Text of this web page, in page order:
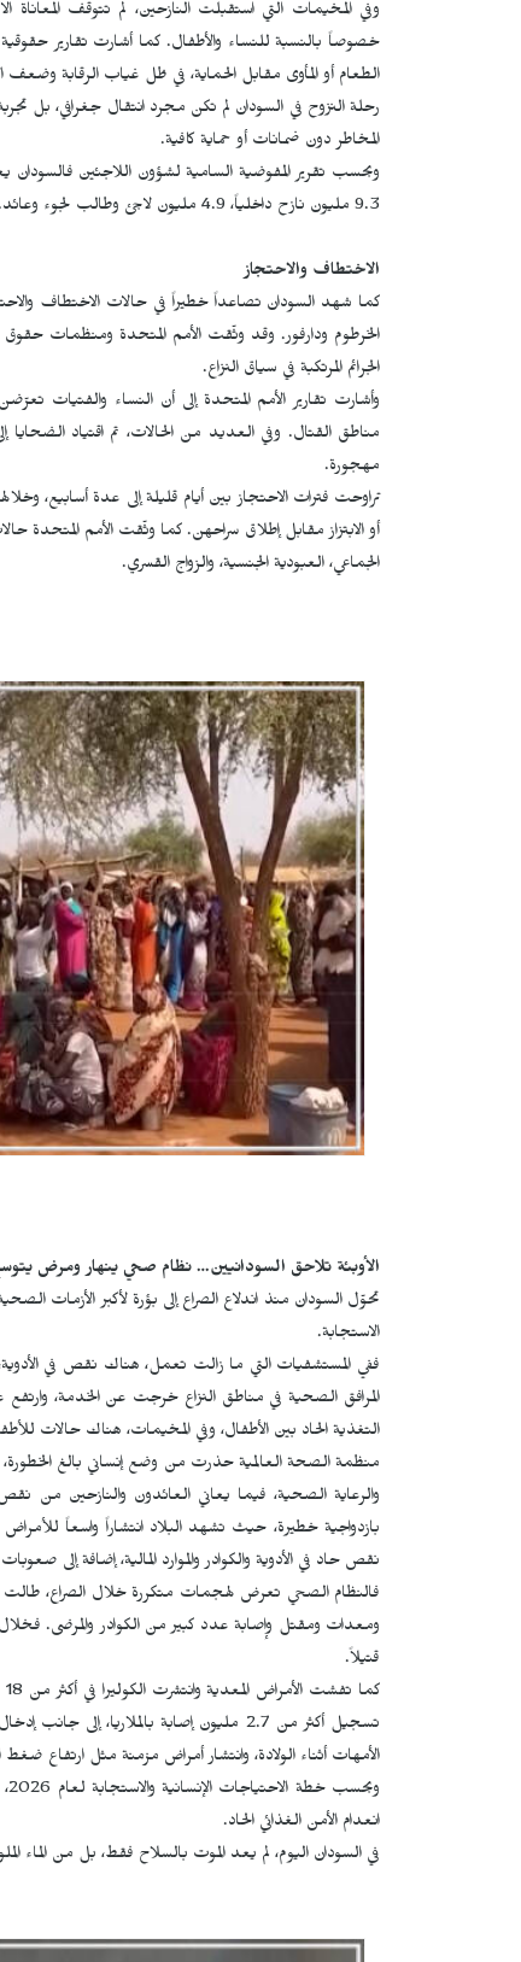
وفي المخيمات التي استقبلت النازحين، لم تتوقف
خصوصاً بالنسبة للنساء والأطفال. كما أشارت تقارير
الطعام أو المأوى مقابل الحماية، في ظل غياب الرقابة وضعف
رحلة النزوح في السودان لم تكن مجرد انتقال جغرافي، بل
المخاطر دون ضمانات أو حماية كافية.
9.3 مليون نازح داخلياً، 4.9 مليون لاجئ وطالب لجوء وعائد.
الاختطاف والاحتجاز
كما شهد السودان تصاعداً خطيراً في حالات الاختطاف
الخرطوم ودارفور. وقد وثّقت الأمم المتحدة ومنظمات
الجرائم المرتكبة في سياق النزاع.
وأشارت تقارير الأمم المتحدة إلى أن النساء والفتيات
مناطق القتال. وفي العديد من الحالات، تم اقتياد
مهجورة.
تراوحت فترات الاحتجاز بين أيام قليلة إلى عدة أسابيع،
أو الابتزاز مقابل إطلاق سراحهن. كما وثّقت الأمم المتحدة
الجماعي، العبودية الجنسية، والزواج القسري.
الأوبئة تلاحق السودانيين… نظام صحي ينهار ومرض
تحوّل السودان منذ اندلاع الصراع إلى بؤرة لأكبر الأزمات
الاستجابة.
المرافق الصحية في مناطق النزاع خرجت عن الخدمة، وارتفع
التغذية الحاد بين الأطفال، وفي المخيمات، هناك حالات
والرعاية الصحية، فيما يعاني العائدون والنازحين
بازدواجية خطيرة، حيث تشهد البلاد انتشاراً واسعاً
نقص حاد في الأدوية والكوادر والموارد المالية، إضافة إلى
فالنظام الصحي تعرض لهجمات متكررة خلال الصراع، طالت
قتيلاً.
الأمهات أثناء الولادة، وانتشار أمراض مزمنة مثل ارتفاع ضغط
انعدام الأمن الغذائي الحاد.
في السودان اليوم، لم يعد الموت بالسلاح فقط، بل من